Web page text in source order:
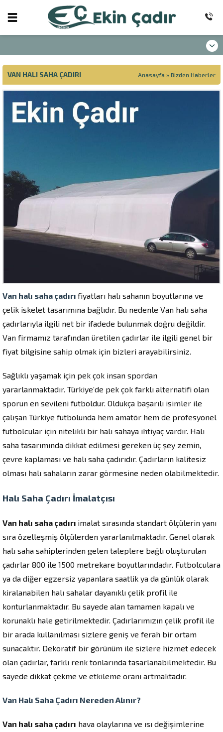
VAN HALI SAHA ÇADIRI Anasayfa » Bizden Haberler
Van halı saha çadırı fiyatları halı sahanın boyutlarına ve
çelik iskelet tasarımına bağlıdır. Bu nedenle Van halı saha
çadırlarıyla ilgili net bir ifadede bulunmak doğru değildir.
Van firmamız tarafından üretilen çadırlar ile ilgili genel bir
fiyat bilgisine sahip olmak için bizleri arayabilirsiniz.
Sağlıklı yaşamak için pek çok insan spordan
yararlanmaktadır. Türkiye’de pek çok farklı alternatifi olan
sporun en sevileni futboldur. Oldukça başarılı isimler ile
çalışan Türkiye futbolunda hem amatör hem de profesyonel
futbolcular için nitelikli bir halı sahaya ihtiyaç vardır. Halı
saha tasarımında dikkat edilmesi gereken üç şey zemin,
çevre kaplaması ve halı saha çadırıdır. Çadırların kalitesiz
olması halı sahaların zarar görmesine neden olabilmektedir.
Halı Saha Çadırı İmalatçısı
Van halı saha çadırı imalat sırasında standart ölçülerin yanı
sıra özelleşmiş ölçülerden yararlanılmaktadır. Genel olarak
halı saha sahiplerinden gelen taleplere bağlı oluşturulan
çadırlar 800 ile 1500 metrekare boyutlarındadır. Futbolculara
ya da diğer egzersiz yapanlara saatlik ya da günlük olarak
kiralanabilen halı sahalar dayanıklı çelik profil ile
konturlanmaktadır. Bu sayede alan tamamen kapalı ve
korunaklı hale getirilmektedir. Çadırlarımızın çelik profil ile
bir arada kullanılması sizlere geniş ve ferah bir ortam
sunacaktır. Dekoratif bir görünüm ile sizlere hizmet edecek
olan çadırlar, farklı renk tonlarında tasarlanabilmektedir. Bu
sayede dikkat çekme ve etkileme oranı artmaktadır.
Van Halı Saha Çadırı Nereden Alınır?
Van halı saha çadırı hava olaylarına ve ısı değişimlerine